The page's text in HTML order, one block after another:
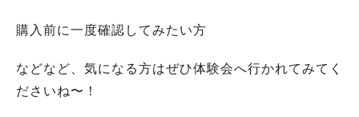
購入前に一度確認してみたい方
などなど、気になる方はぜひ体験会へ行かれてみてく
ださいね〜！